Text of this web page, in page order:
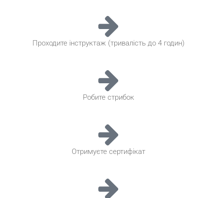
Проходите інструктаж (тривалість до 4 годин)
Робите стрибок
Отримуєте сертифікат